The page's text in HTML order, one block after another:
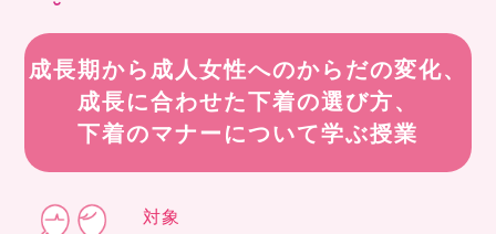
成長期から成人女性へのからだの変化、
成長に合わせた下着の選び方、
下着のマナーについて学ぶ授業
対象